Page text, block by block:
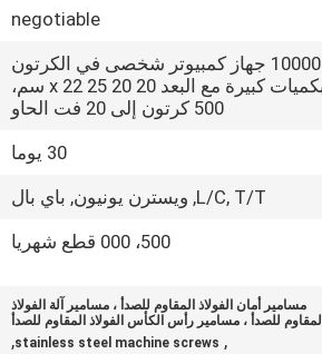
negotiable
10000 جهاز كمبيوتر شخصى في الكرتون
بكميات كبيرة مع البعد 20 20 x 22 25 سم،
500 كرتون إلى 20 فت الحاو
30 يوما
L/C, T/T, ويسترن يونيون, باي بال
500، 000 قطع شهريا
مسامير أمان الفولاذ المقاوم للصدأ ، مسامير آلة الفولاذ
المقاوم للصدأ ، مسامير رأس الكأس الفولاذ المقاوم للصدأ
,
stainless steel machine screws
,